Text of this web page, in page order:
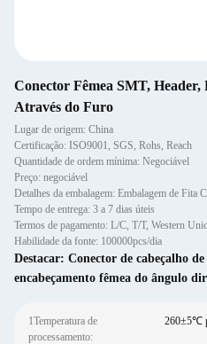
Conector Fêmea SMT,
Através do Furo
Lugar de origem: China
Certificação: ISO9001, SGS, Rohs, Reach
Quantidade de ordem mínima: Negociável
Preço: negociável
Detalhes da embalagem: Embalagem de Fita
Tempo de entrega: 3 a 7 dias úteis
Termos de pagamento: L/C, T/T, Western
Habilidade da fonte: 100000pcs/dia
Destacar: Conector de cabeçalho
encabeçamento fêmea do ângulo
1Temperatura de
processamento:
260±5℃